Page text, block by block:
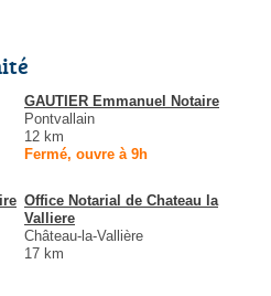
GAUTIER Emmanuel Notaire
Pontvallain
12 km
Fermé, ouvre à 9h
Office Notarial de Chateau la
Valliere
Château-la-Vallière
17 km